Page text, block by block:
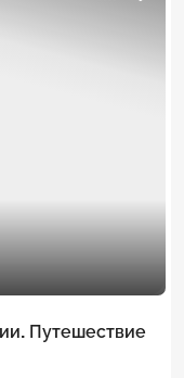
Путешествие